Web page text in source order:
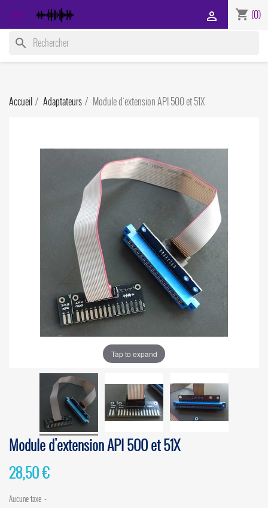
 shopping_cart (0)

search
Accueil Adaptateurs Module d'extension API 500 et 51X
Tap to expand
Module d'extension API 500 et 51X
28,50 €
Aucune taxe